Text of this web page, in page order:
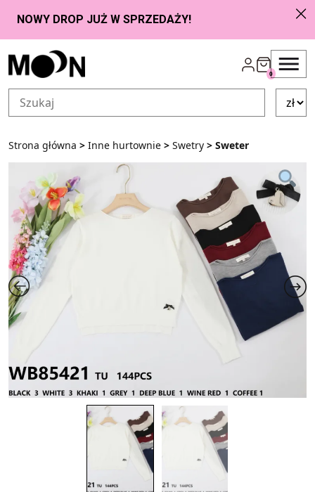
Przejdź do zawartości
0
Strona główna > Inne hurtownie > Swetry > Sweter